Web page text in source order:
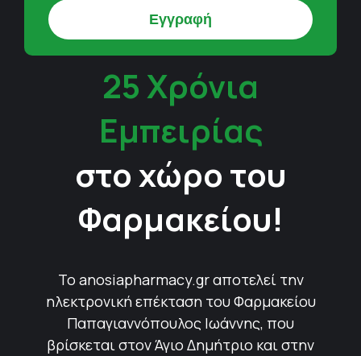
25 Χρόνια
Εμπειρίας
στο χώρο του
Φαρμακείου!
Το anosiapharmacy.gr αποτελεί την
ηλεκτρονική επέκταση του Φαρμακείου
Παπαγιαννόπουλος Ιωάννης, που
βρίσκεται στον Άγιο Δημήτριο και στην